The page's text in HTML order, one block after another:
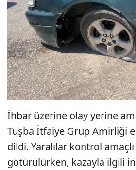
İhbar üzerine olay yerine
Tuşba İtfaiye Grup Amirliği
dildi. Yaralılar kontrol
götürülürken, kazayla ilgili